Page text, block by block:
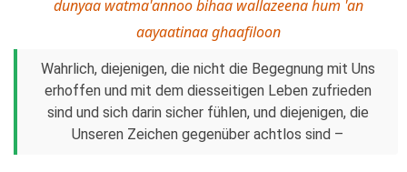
dunyaa watma'annoo bihaa wallazeena hum 'an
aayaatinaa ghaafiloon
Wahrlich, diejenigen, die nicht die Begegnung mit Uns
erhoffen und mit dem diesseitigen Leben zufrieden
sind und sich darin sicher fühlen, und diejenigen, die
Unseren Zeichen gegenüber achtlos sind –